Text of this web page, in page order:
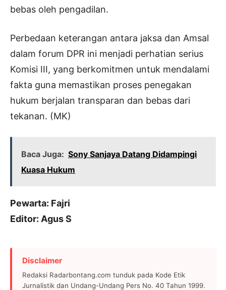
bebas oleh pengadilan.
Perbedaan keterangan antara jaksa dan Amsal
dalam forum DPR ini menjadi perhatian serius
Komisi III, yang berkomitmen untuk mendalami
fakta guna memastikan proses penegakan
hukum berjalan transparan dan bebas dari
tekanan. (MK)
Baca Juga: Sony Sanjaya Datang Didampingi
Kuasa Hukum
Pewarta: Fajri
Editor: Agus S
Disclaimer
Redaksi Radarbontang.com tunduk pada Kode Etik
Jurnalistik dan Undang-Undang Pers No. 40 Tahun 1999.